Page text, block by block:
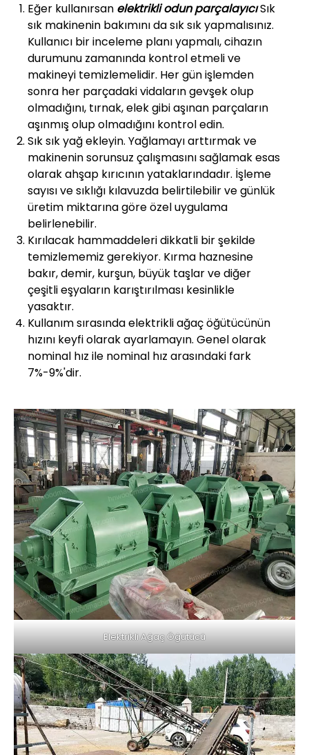
Eğer kullanırsan elektrikli odun parçalayıcıSık
sık makinenin bakımını da sık sık yapmalısınız.
Kullanıcı bir inceleme planı yapmalı, cihazın
durumunu zamanında kontrol etmeli ve
makineyi temizlemelidir. Her gün işlemden
sonra her parçadaki vidaların gevşek olup
olmadığını, tırnak, elek gibi aşınan parçaların
aşınmış olup olmadığını kontrol edin.
Sık sık yağ ekleyin. Yağlamayı arttırmak ve
makinenin sorunsuz çalışmasını sağlamak esas
olarak ahşap kırıcının yataklarındadır. İşleme
sayısı ve sıklığı kılavuzda belirtilebilir ve günlük
üretim miktarına göre özel uygulama
belirlenebilir.
Kırılacak hammaddeleri dikkatli bir şekilde
temizlememiz gerekiyor. Kırma haznesine
bakır, demir, kurşun, büyük taşlar ve diğer
çeşitli eşyaların karıştırılması kesinlikle
yasaktır.
Kullanım sırasında elektrikli ağaç öğütücünün
hızını keyfi olarak ayarlamayın. Genel olarak
nominal hız ile nominal hız arasındaki fark
7%-9%'dir.
Elektrikli Ağaç Öğütücü